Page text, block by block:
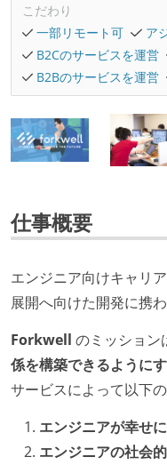
こだわり
一部リモート可
ア
B2Cのサービスを運営
B2Bのサービスを運営
仕事概要
エンジニア向けキャリ
展開へ向けた開発に携
Forkwell のミッション
係を構築できるように
サービスによって以下
エンジニアが幸せ
エンジニアの社会